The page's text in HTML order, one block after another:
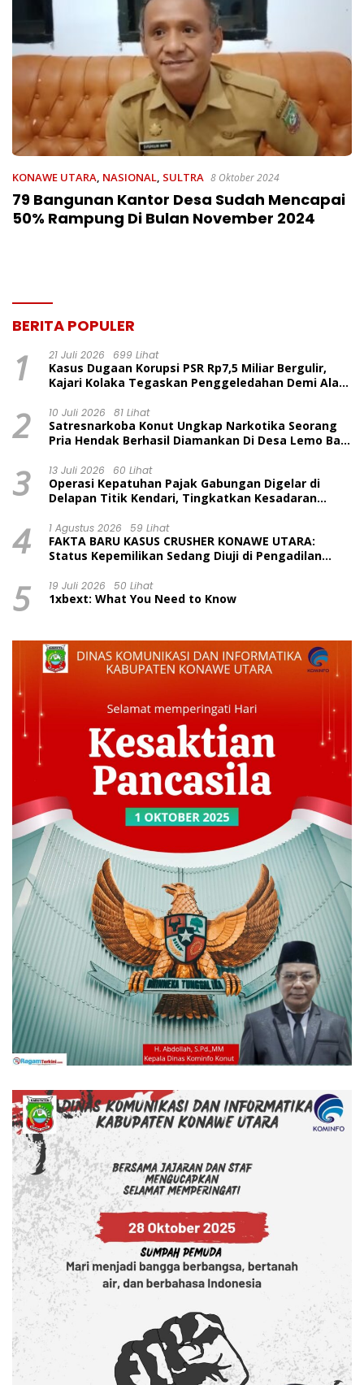
KONAWE UTARA, NASIONAL, SULTRA 8 Oktober 2024
79 Bangunan Kantor Desa Sudah Mencapai
50% Rampung Di Bulan November 2024
BERITA POPULER
1 21 Juli 2026 699 Lihat
Kasus Dugaan Korupsi PSR Rp7,5 Miliar Bergulir,
Kajari Kolaka Tegaskan Penggeledahan Demi Alat
2 10 Juli 2026 81 Lihat
Satresnarkoba Konut Ungkap Narkotika Seorang
Pria Hendak Berhasil Diamankan Di Desa Lemo Bajo
3 13 Juli 2026 60 Lihat
Operasi Kepatuhan Pajak Gabungan Digelar di
Delapan Titik Kendari, Tingkatkan Kesadaran
4 1 Agustus 2026 59 Lihat
FAKTA BARU KASUS CRUSHER KONAWE UTARA:
Status Kepemilikan Sedang Diuji di Pengadilan
Dinilai Prematur
5 19 Juli 2026 50 Lihat
1xbext: What You Need to Know